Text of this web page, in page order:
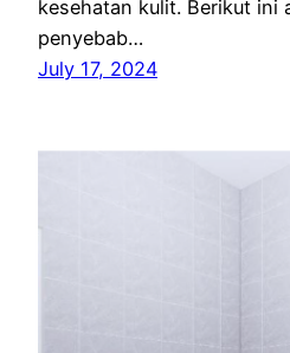
kesehatan kulit. Berikut ini
penyebab…
July 17, 2024